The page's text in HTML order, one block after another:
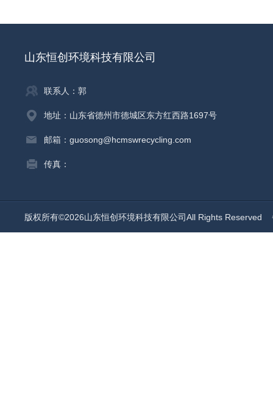
山东恒创环境科技有限公司
联系人：郭
地址：山东省德州市德城区东方红西路1697号
邮箱：guosong@hcmswrecycling.com
传真：
版权所有©2026山东恒创环境科技有限公司All Rights Reserved